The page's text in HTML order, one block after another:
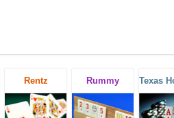
Rentz Rummy Texas